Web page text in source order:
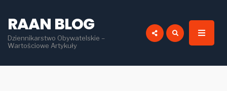
RAAN BLOG
Dziennikarstwo Obywatelskie –
Wartościowe Artykuły